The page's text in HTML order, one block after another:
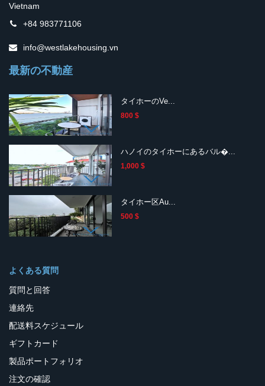
Vietnam
+84 983771106
info@westlakehousing.vn
最新の不動産
タイホーのVe...
800 $
ハノイのタイホーにあるバル�...
1,000 $
タイホー区Au...
500 $
よくある質問
質問と回答
連絡先
配送料スケジュール
ギフトカード
製品ポートフォリオ
注文の確認